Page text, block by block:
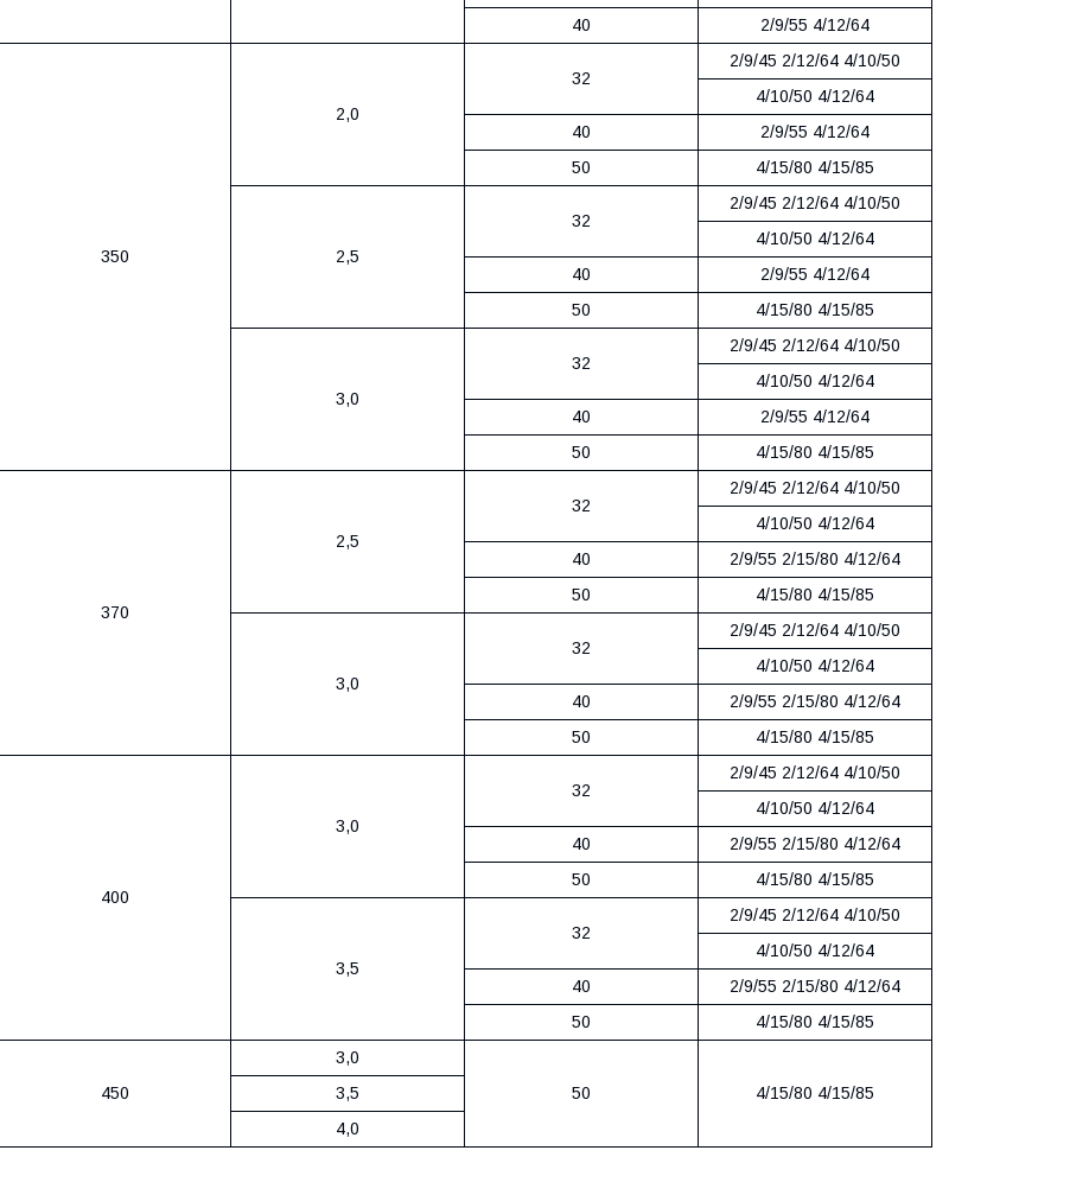
40
2/9/55 4/12/64
350
2,0
32
2/9/45 2/12/64 4/10/50
4/10/50 4/12/64
40
2/9/55 4/12/64
50
4/15/80 4/15/85
2,5
32
2/9/45 2/12/64 4/10/50
4/10/50 4/12/64
40
2/9/55 4/12/64
50
4/15/80 4/15/85
3,0
32
2/9/45 2/12/64 4/10/50
4/10/50 4/12/64
40
2/9/55 4/12/64
50
4/15/80 4/15/85
370
2,5
32
2/9/45 2/12/64 4/10/50
4/10/50 4/12/64
40
2/9/55 2/15/80 4/12/64
50
4/15/80 4/15/85
3,0
32
2/9/45 2/12/64 4/10/50
4/10/50 4/12/64
40
2/9/55 2/15/80 4/12/64
50
4/15/80 4/15/85
400
3,0
32
2/9/45 2/12/64 4/10/50
4/10/50 4/12/64
40
2/9/55 2/15/80 4/12/64
50
4/15/80 4/15/85
3,5
32
2/9/45 2/12/64 4/10/50
4/10/50 4/12/64
40
2/9/55 2/15/80 4/12/64
50
4/15/80 4/15/85
450
3,0
50
4/15/80 4/15/85
3,5
4,0